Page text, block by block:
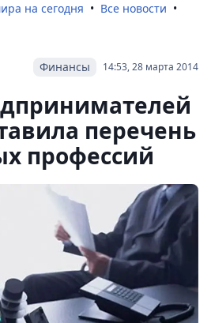
на сегодня
Все новости
14:53, 28 марта 2014
Финансы
перечень
профессий